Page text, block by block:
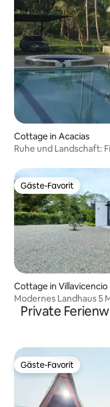
Cottage in Acacias
Ruhe und Landschaft:
Gäste-Favorit
Gäste-Favorit
Cottage in Villavicencio
Modernes Landhaus 5
entfernt
Private
Gäste-Favorit
Gäste-Favorit